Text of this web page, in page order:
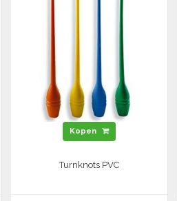
Kopen
Turnknots PVC